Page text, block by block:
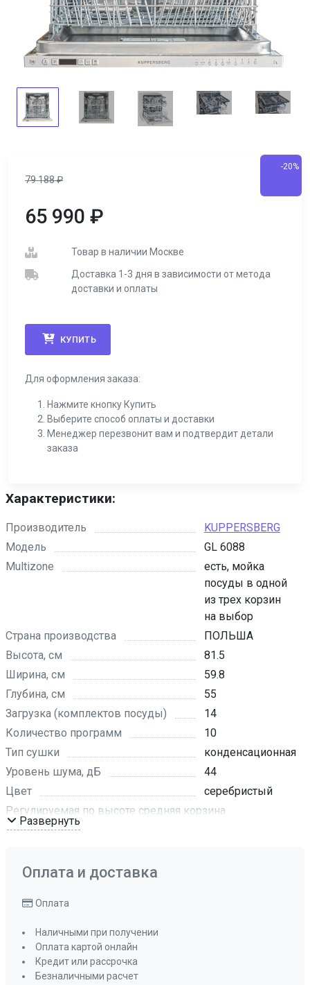
79 188₽
-20%
65 990 ₽
Товар в наличии Москве
Доставка 1-3 дня в зависимости от метода
доставки и оплаты
КУПИТЬ
Для оформления заказа:
Нажмите кнопку Купить
Выберите способ оплаты и доставки
Менеджер перезвонит вам и подтвердит детали
заказа
Характеристики:
Производитель
KUPPERSBERG
Модель
GL 6088
Multizone
есть, мойка
посуды в одной
из трех корзин
на выбор
Страна производства
ПОЛЬША
Высота, см
81.5
Ширина, см
59.8
Глубина, см
55
Загрузка (комплектов посуды)
14
Количество программ
10
Тип сушки
конденсационная
Уровень шума, дБ
44
Цвет
серебристый
Регулируемая по высоте средняя корзина
да
нет
Полка для бокалов
Полка для чашек
Индикатор отсутствия соли и ополаскивателя
Мощность подключения, кВт
Развернуть
Оплата и доставка
Оплата
Наличными при получении
Оплата картой онлайн
Кредит или рассрочка
Безналичными расчет